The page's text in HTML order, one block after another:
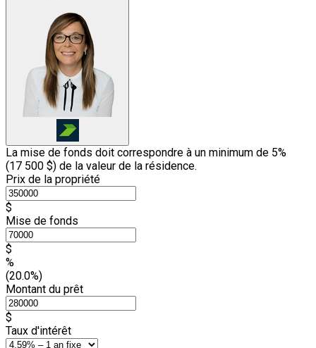
La mise de fonds doit correspondre à un minimum de 5%
(17 500 $) de la valeur de la résidence.
Prix de la propriété
$
Mise de fonds
$
%
(20.0%)
Montant du prêt
$
Taux d'intérêt